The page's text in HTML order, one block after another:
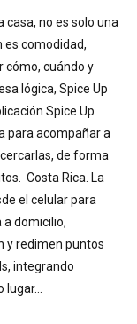
casa, no es solo una
es comodidad,
cómo, cuándo y
lógica, Spice Up
Spice Up
para acompañar a
de forma
Costa Rica. La
el celular para
domicilio,
y redimen puntos
integrando
lugar…